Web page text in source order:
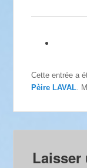
Cette entrée a
Pèire LAVAL .
Laisser